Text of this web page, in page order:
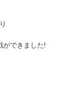
ができました!